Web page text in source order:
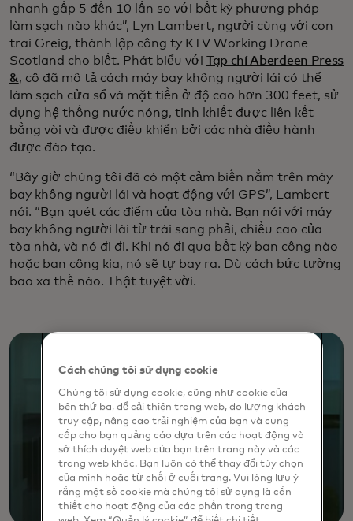
nhanh gấp 5 đến 10 lần so với bất kỳ phương pháp
làm sạch nào khác”, Lyn Lambert, người cùng với con
trai Greig, thành lập công ty KTV Working Drone
Scotland cho biết. Phát biểu với Tạp chí Aberdeen Press
&, cô đã mô tả cách máy bay không người lái có thể
làm sạch cửa sổ và mặt tiền ở độ cao hơn 300 feet, sử
dụng hệ thống nước nóng, tinh khiết được liên kết
bằng vòi và được điều khiển bởi các nhà điều hành
được đào tạo.
“Bây giờ chúng tôi đã có một cảm biến nằm trên máy
bay không người lái và hoạt động với GPS”, Lambert
nói. “Bạn quét các điểm của tòa nhà. Bạn nói với máy
bay không người lái từ trái sang phải, chiều cao của
tòa nhà, và nó đi đi. Khi nó đi qua bất kỳ ban công nào
hoặc ban công kia, nó sẽ tự bay ra. Dù cách bức tường
bao xa thế nào. Thật tuyệt vời.
Cách chúng tôi sử dụng cookie
Chúng tôi sử dụng cookie, cũng như cookie của
bên thứ ba, để cải thiện trang web, đo lượng khách
truy cập, nâng cao trải nghiệm của bạn và cung
cấp cho bạn quảng cáo dựa trên các hoạt động và
sở thích duyệt web của bạn trên trang này và các
trang web khác. Bạn luôn có thể thay đổi tùy chọn
của mình hoặc từ chối ở cuối trang. Vui lòng lưu ý
rằng một số cookie mà chúng tôi sử dụng là cần
thiết cho hoạt động của các phần trong trang